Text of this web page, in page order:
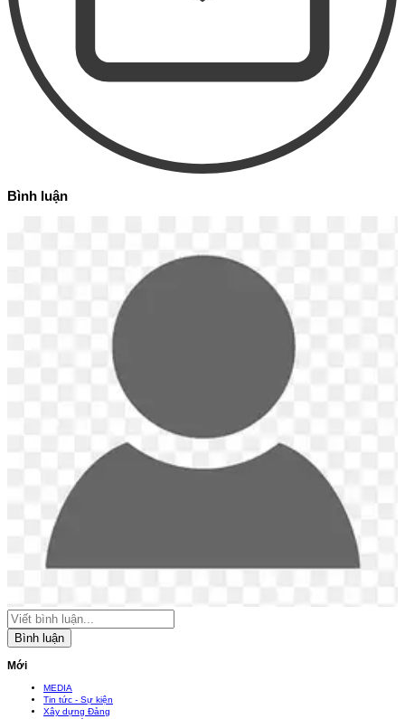
Bình luận
Bình luận
Mới
MEDIA
Tin tức - Sự kiện
Xây dựng Đảng